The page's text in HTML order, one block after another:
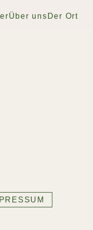
Über uns Der Ort